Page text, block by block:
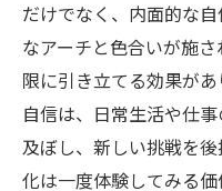
だけでなく、内面的な
なアーチと色合いが施
限に引き立てる効果が
自信は、日常生活や仕
及ぼし、新しい挑戦を
化は一度体験してみる価